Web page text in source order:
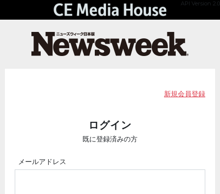
API Version 2.0
新規会員登録
ログイン
既に登録済みの方
メールアドレス